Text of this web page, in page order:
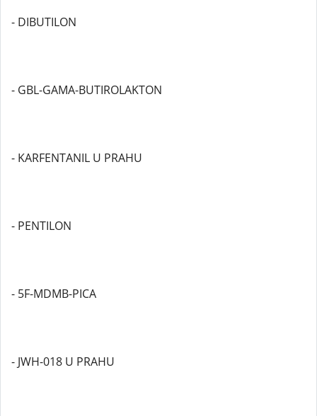
- DIBUTILON
- GBL-GAMA-BUTIROLAKTON
- KARFENTANIL U PRAHU
- PENTILON
- 5F-MDMB-PICA
- JWH-018 U PRAHU